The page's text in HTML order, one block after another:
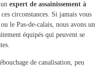
expert de assainissement à
circonstances. Si jamais vous
le Pas-de-calais, nous avons un
équipés qui peuvent se
de canalisation , peu